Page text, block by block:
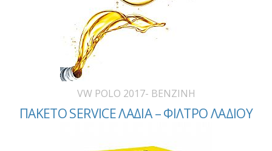
VW POLO 2017- BENZINH
ΠΑΚΕΤΟ SERVICE ΛΑΔΙΑ – ΦΙΛΤΡΟ ΛΑΔΙΟΥ